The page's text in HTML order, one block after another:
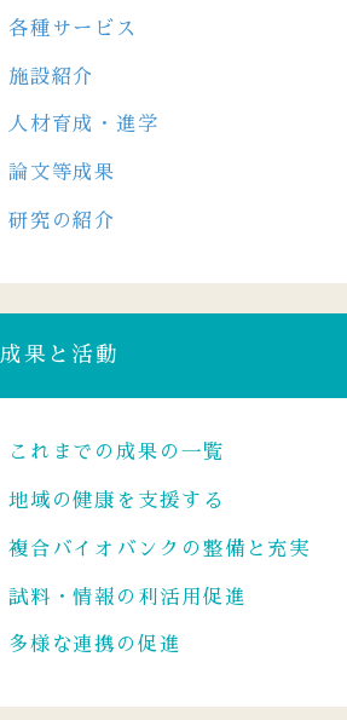
各種サービス
施設紹介
人材育成・進学
論文等成果
研究の紹介
成果と活動
これまでの成果の一覧
地域の健康を支援する
複合バイオバンクの整備と充実
試料・情報の利活用促進
多様な連携の促進